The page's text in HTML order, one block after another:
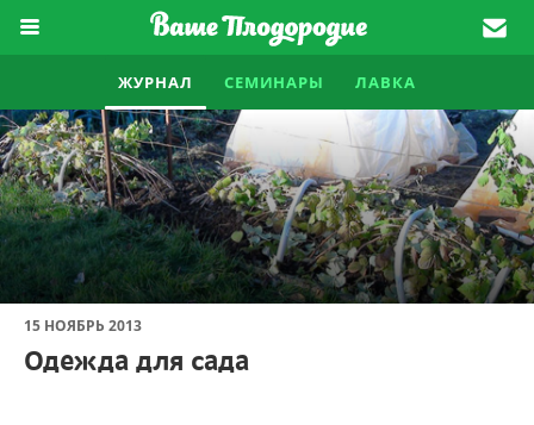
ЖУРНАЛ СЕМИНАРЫ ЛАВКА
15 НОЯБРЬ 2013
Одежда для сада